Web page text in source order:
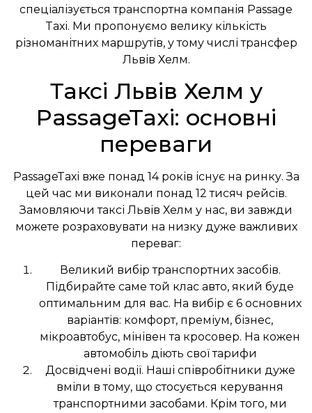
спеціалізується транспортна компанія Passage
Taxi. Ми пропонуємо велику кількість
різноманітних маршрутів, у тому числі трансфер
Львів Хелм.
Таксі Львів Хелм у
PassageTaxi: основні
переваги
PassageTaxi вже понад 14 років існує на ринку. За
цей час ми виконали понад 12 тисяч рейсів.
Замовляючи таксі Львів Хелм у нас, ви завжди
можете розраховувати на низку дуже важливих
переваг:
Великий вибір транспортних засобів.
Підбирайте саме той клас авто, який буде
оптимальним для вас. На вибір є 6 основних
варіантів: комфорт, преміум, бізнес,
мікроавтобус, мінівен та кросовер. На кожен
автомобіль діють свої тарифи
Досвідчені водії. Наші співробітники дуже
вміли в тому, що стосується керування
транспортними засобами. Крім того, ми